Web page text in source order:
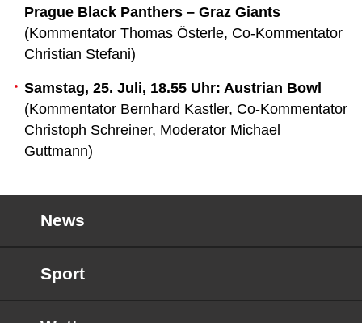
Prague Black Panthers – Graz Giants
(Kommentator Thomas Österle, Co-Kommentator
Christian Stefani)
Samstag, 25. Juli, 18.55 Uhr: Austrian Bowl
(Kommentator Bernhard Kastler, Co-Kommentator
Christoph Schreiner, Moderator Michael
Guttmann)
News
Sport